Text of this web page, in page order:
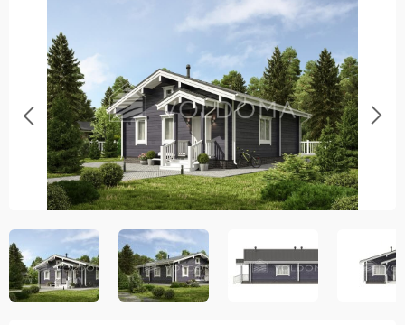
На главную
0
Вход/Регистрация
Previous Next